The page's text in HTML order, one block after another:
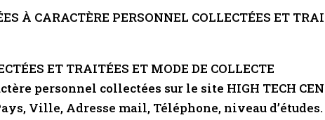
À CARACTÈRE PERSONNEL COLLECTÉES ET
ET TRAITÉES ET MODE DE COLLECTE
personnel collectées sur le site HIGH TECH
Ville, Adresse mail, Téléphone, niveau d’études.